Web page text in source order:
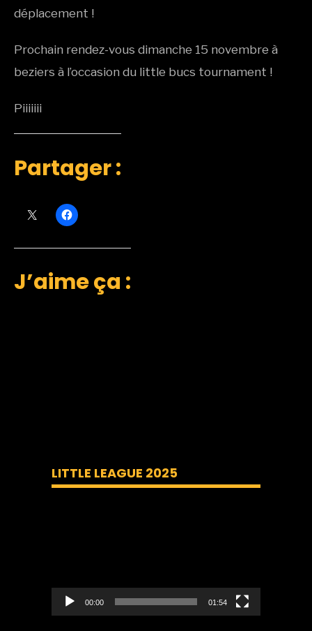
déplacement !
Prochain rendez-vous dimanche 15 novembre à
beziers à l’occasion du little bucs tournament !
Piiiiiii
Partager :
J’aime ça :
LITTLE LEAGUE 2025
00:00 01:54